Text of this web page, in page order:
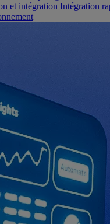
et intégration Intégration